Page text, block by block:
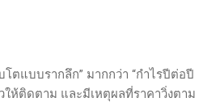
ตแบบรากลึก” มากกว่า “กำไรปีต่อปี
ให้ติดตาม และมีเหตุผลที่ราคาวิ่งตาม